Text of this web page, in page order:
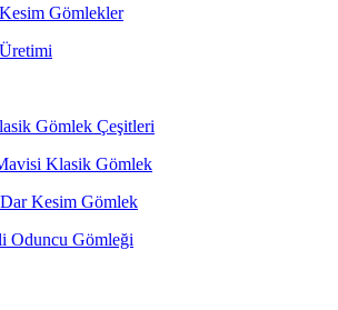
Gömlekler
Gömlek Çeşitleri
Klasik Gömlek
Kesim Gömlek
Oduncu Gömleği